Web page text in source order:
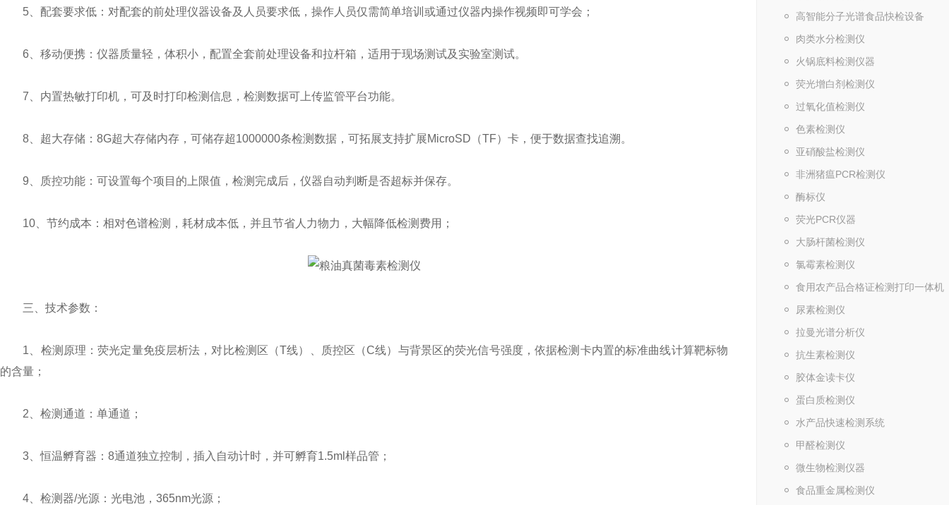
高智能分子光谱食品快检设备
肉类水分检测仪
火锅底料检测仪器
荧光增白剂检测仪
过氧化值检测仪
色素检测仪
亚硝酸盐检测仪
非洲猪瘟PCR检测仪
酶标仪
荧光PCR仪器
大肠杆菌检测仪
氯霉素检测仪
食用农产品合格证检测打印一体机
尿素检测仪
拉曼光谱分析仪
抗生素检测仪
胶体金读卡仪
蛋白质检测仪
水产品快速检测系统
甲醛检测仪
微生物检测仪器
食品重金属检测仪
5、配套要求低：对配套的前处理仪器设备及人员要求低，操作人员仅需简单培训或通过仪器内操作视频即可学会；
6、移动便携：仪器质量轻，体积小，配置全套前处理设备和拉杆箱，适用于现场测试及实验室测试。
7、内置热敏打印机，可及时打印检测信息，检测数据可上传监管平台功能。
8、超大存储：8G超大存储内存，可储存超1000000条检测数据，可拓展支持扩展MicroSD（TF）卡，便于数据查找追溯。
9、质控功能：可设置每个项目的上限值，检测完成后，仪器自动判断是否超标并保存。
10、节约成本：相对色谱检测，耗材成本低，并且节省人力物力，大幅降低检测费用；
三、技术参数：
1、检测原理：荧光定量免疫层析法，对比检测区（T线）、质控区（C线）与背景区的荧光信号强度，依据检测卡内置的标准曲线计算靶标物
的含量；
2、检测通道：单通道；
3、恒温孵育器：8通道独立控制，插入自动计时，并可孵育1.5ml样品管；
4、检测器/光源：光电池，365nm光源；